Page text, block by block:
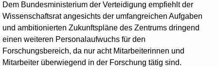
Dem Bundesministerium der Verteidigung empfiehlt der
Wissenschaftsrat angesichts der umfangreichen Aufgaben
und ambitionierten Zukunftspläne des Zentrums dringend
einen weiteren Personalaufwuchs für den
Forschungsbereich, da nur acht Mitarbeiterinnen und
Mitarbeiter überwiegend in der Forschung tätig sind.